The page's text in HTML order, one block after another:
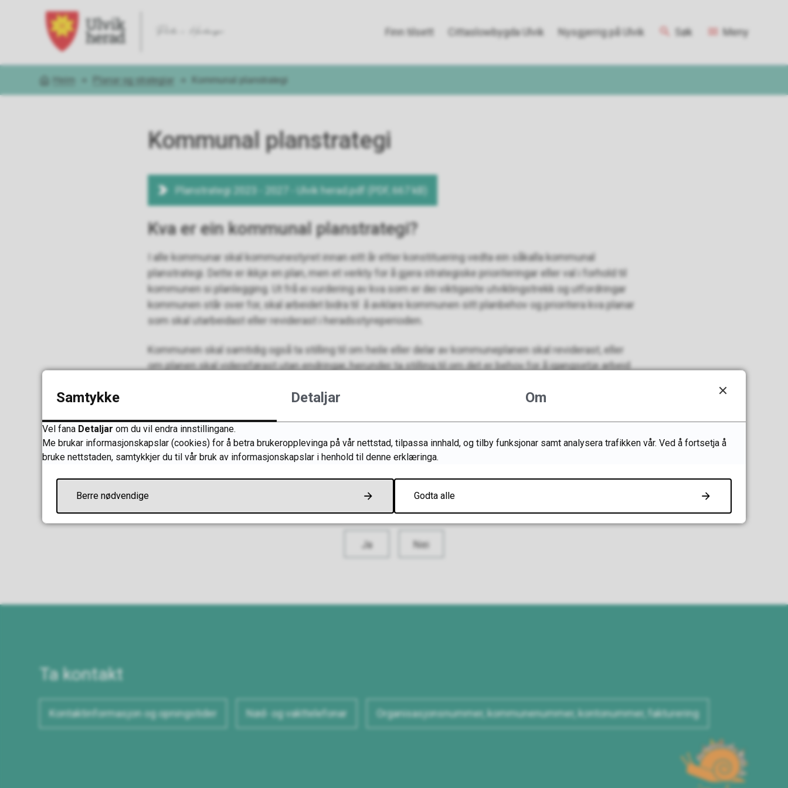
Ulvik kommune
Finn tilsett Cittaslowbygda Ulvik Nysgjerrig på Ulvik Søk Meny
Heim Planar og strategiar Kommunal planstrategi
Kommunal planstrategi
Planstrategi 2023 - 2027 - Ulvik herad.pdf (PDF, 667 kB)
Kva er ein kommunal planstrategi?
I alle kommunar skal kommunestyret innan eitt år etter konstituering vedta ein såkalla kommunal
planstrategi. Dette er ikkje en plan, men et verkty for å gjera strategiske prioriteringar eller val i forhold til
kommunen si planlegging. Ut frå ei vurdering av kva som er dei viktigaste utviklingstrekk og utfordringar
kommunen står over for, skal arbeidet bidra til å avklare kommunen sitt planbehov og prioritera kva planar
som skal utarbeidast eller reviderast i heradsstyreperioden.
Kommunen skal samtidig også ta stilling til om heile eller delar av kommuneplanen skal reviderast, eller
om planen skal videreførast utan endringar, herunder ta stilling til om det er behov for å igangsetje arbeid
Publisert 18.10.2021 14.57
Skriv utDel på Facebook
Del på TwitterDel på LinkedIn
Tips en venn
Fann du det du leita etter?
Ja Nei
Ta kontakt
Kontaktinformasjon og opningstider Nød- og vakttelefonar Organisasjonsnummer, kommunenummer, kontonummer, fakturering
Samtykke Detaljar Om
Vel fana Detaljar om du vil endra innstillingane.
Me brukar informasjonskapslar (cookies) for å betra brukeropplevinga på vår nettstad, tilpassa innhald, og tilby funksjonar samt analysera trafikken vår. Ved å fortsetja å
bruke nettstaden, samtykkjer du til vår bruk av informasjonskapslar i henhold til denne erklæringa.
Berre nødvendige Godta alle